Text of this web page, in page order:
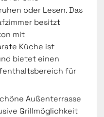
oder Lesen. Das
besitzt
mit
Küche ist
bietet einen
für
Außenterrasse
Grillmöglichkeit